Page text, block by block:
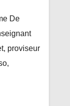
De
proviseur